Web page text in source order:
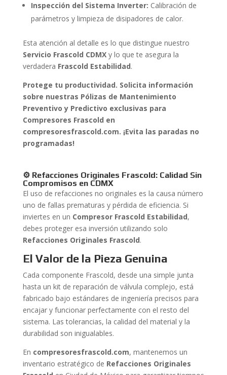
Inspección del Sistema Inverter: Calibración de
parámetros y limpieza de disipadores de calor.
Esta atención al detalle es lo que distingue nuestro
Servicio Frascold CDMXy lo que te asegura la
verdadera Frascold Estabilidad.
Protege tu productividad. Solicita información
sobre nuestras Pólizas de Mantenimiento
Preventivo y Predictivo exclusivas para
Compresores Frascold en
compresoresfrascold.com. ¡Evita las paradas no
programadas!
⚙️ Refacciones Originales Frascold: Calidad Sin
Compromisos en CDMX
El uso de refacciones no originales es la causa número
uno de fallas prematuras y pérdida de eficiencia. Si
inviertes en un Compresor Frascold Estabilidad,
debes proteger esa inversión utilizando solo
Refacciones Originales Frascold.
El Valor de la Pieza Genuina
Cada componente Frascold, desde una simple junta
hasta un kit de reparación de válvula complejo, está
fabricado bajo estándares de ingeniería precisos para
encajar y funcionar perfectamente con el resto del
sistema. Las tolerancias, la calidad del material y la
durabilidad son inigualables.
En compresoresfrascold.com, mantenemos un
inventario estratégico de Refacciones Originales